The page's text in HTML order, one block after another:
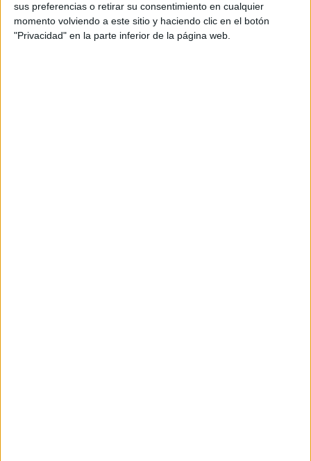
sus preferencias o retirar su consentimiento en cualquier
momento volviendo a este sitio y haciendo clic en el botón
"Privacidad" en la parte inferior de la página web.
Por eso, el estudio concluye diciendo que: